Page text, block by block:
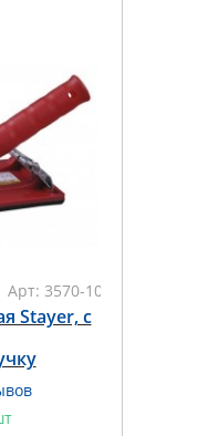
Арт: 3570-10
Stayer, с